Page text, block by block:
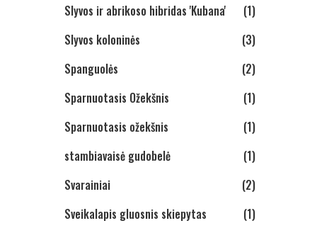
Slyvos ir abrikoso hibridas 'Kubana'
(1)
Slyvos koloninės
(3)
Spanguolės
(2)
Sparnuotasis Ožekšnis
(1)
Sparnuotasis ožekšnis
(1)
stambiavaisė gudobelė
(1)
Svarainiai
(2)
Sveikalapis gluosnis skiepytas
(1)